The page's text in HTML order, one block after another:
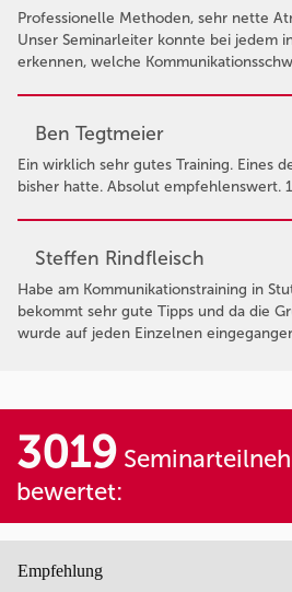
Professionelle Methoden, sehr nette
Unser Seminarleiter konnte bei jedem
erkennen, welche
Ben Tegtmeier
Ein wirklich sehr gutes Training. Eines
bisher hatte. Absolut empfehlenswert.
Steffen Rindfleisch
Habe am Kommunikationstraining in
bekommt sehr gute Tipps und da die
wurde auf jeden Einzelnen
3019
bewertet:
Empfehlung